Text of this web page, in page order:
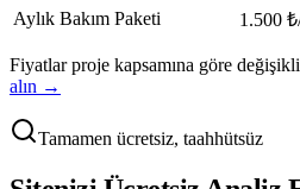
Aylık Bakım Paketi
1.500
Fiyatlar proje kapsamına göre
alın →
Tamamen ücretsiz, taahhütsüz